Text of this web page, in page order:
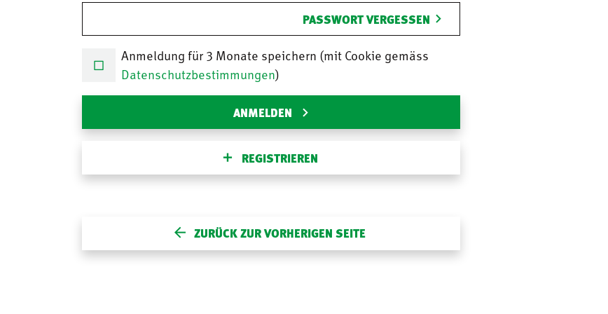
PASSWORT VERGESSEN
Anmeldung für 3 Monate speichern (mit Cookie gemäss
Datenschutzbestimmungen)
ANMELDEN
REGISTRIEREN
ZURÜCK ZUR VORHERIGEN SEITE